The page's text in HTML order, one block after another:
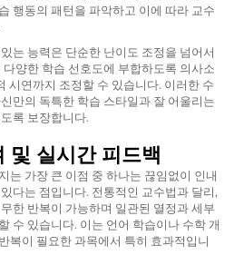
행동의 패턴을 파악하고 이에 따라 교수
는 능력은 단순한 난이도 조정을 넘어서
양한 학습 선호도에 부합하도록 의사소
시연까지 조정할 수 있습니다. 이러한 수
만의 독특한 학습 스타일과 잘 어울리는
록 보장합니다.
및 실시간 피드백
는 가장 큰 이점 중 하나는 끊임없이 인내
다는 점입니다. 전통적인 교수법과 달리,
한 반복이 가능하며 일관된 열정과 세부
수 있습니다. 이는 언어 학습이나 수학 개
복이 필요한 과목에서 특히 효과적입니